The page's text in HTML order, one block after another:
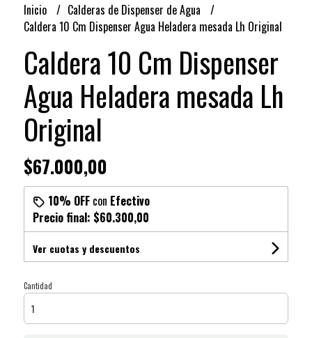
Inicio
Calderas de Dispenser de Agua
Caldera 10 Cm Dispenser Agua Heladera mesada Lh Original
Caldera 10 Cm Dispenser
Agua Heladera mesada Lh
Original
$67.000,00
10% OFFcon Efectivo
Precio final: $60.300,00
Ver cuotas y descuentos
Cantidad